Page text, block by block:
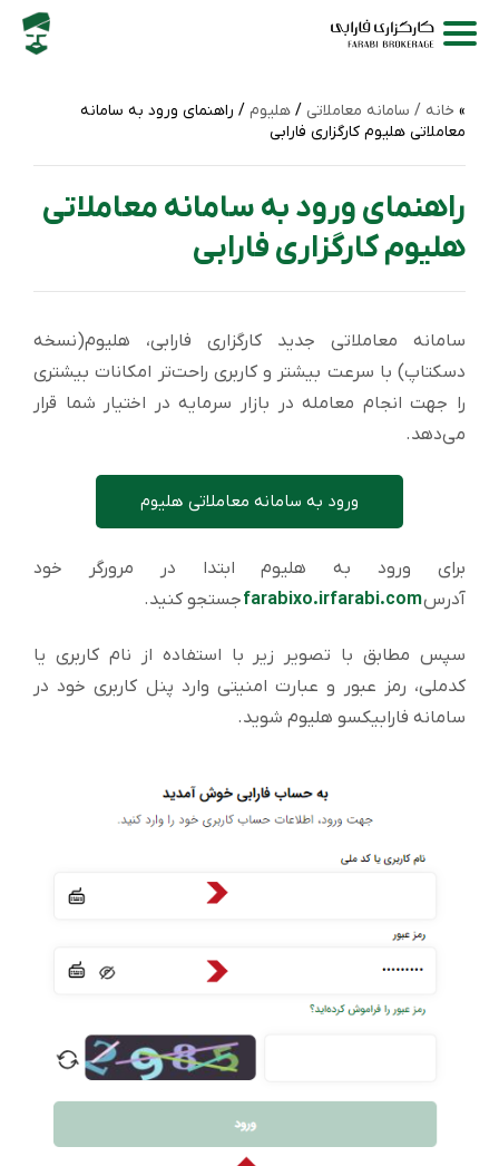
خانه / سامانه‌ معاملاتی / هلیوم / راهنمای ورود به سامانه
معاملاتی هلیوم کارگزاری فارابی
راهنمای ورود به سامانه معاملاتی
هلیوم کارگزاری فارابی
سامانه معاملاتی جدید کارگزاری فارابی، هلیوم(نسخه
دسکتاپ) با سرعت بیشتر و کاربری راحت‌تر امکانات بیشتری
را جهت انجام معامله در بازار سرمایه در اختیار شما قرار
می‌دهد.
ورود به سامانه معاملاتی هلیوم
برای ورود به هلیوم ابتدا در مرورگر خود
آدرسfarabixo.irfarabi.comجستجو کنید.
سپس مطابق با تصویر زیر با استفاده از نام کاربری یا
کدملی، رمز عبور و عبارت امنیتی وارد پنل کاربری خود در
سامانه فارابیکسو هلیوم شوید.